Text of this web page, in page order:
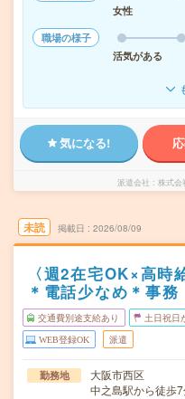
女性
職場の様子
活気がある
気になる!
派遣会社 株式会
未読 掲載日 2026/08/09
〈週2在宅OK×高時
＊電話少なめ＊事務
交通費別途支給あり 土日祝日
WEB登録OK 派遣
勤務地
大阪市西区
中之島駅から徒歩